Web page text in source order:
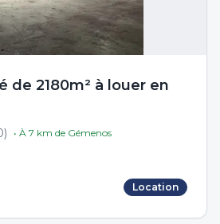
de 2180m² à louer en
) • À 7 km de Gémenos
Location